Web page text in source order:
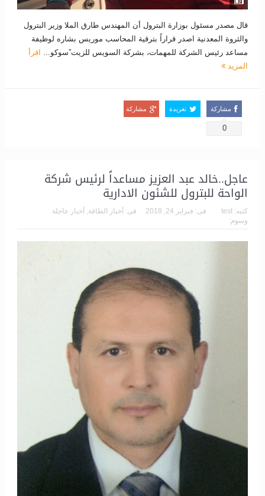
قال مصدر مسئول بوزارة البترول أن المهندس طارق الملا وزير البترول
والثروة المعدنية اصدر قراراً بترقية المحاسب موريس بشاره لوظيفة
مساعد رئيس الشركة للمهمات، بشركة السويس للزيت”سوكو... اقرأ
المزيد
مشاركة
0
تغريدة مشاركة
عاجل..خالد عبد العزيز مساعداً لرئيس شركة
الواحة للبترول للشئون الادارية
كتبه: test فى: فبراير 24, 2018 فى: أخبار الطاقة, أخبار عاجلة
وسوم: